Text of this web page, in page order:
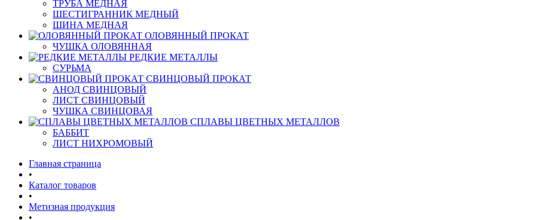
ТРУБА МЕДНАЯ
ШЕСТИГРАННИК МЕДНЫЙ
ШИНА МЕДНАЯ
ОЛОВЯННЫЙ ПРОКАТ
ЧУШКА ОЛОВЯННАЯ
РЕДКИЕ МЕТАЛЛЫ
СУРЬМА
СВИНЦОВЫЙ ПРОКАТ
АНОД СВИНЦОВЫЙ
ЛИСТ СВИНЦОВЫЙ
ЧУШКА СВИНЦОВАЯ
СПЛАВЫ ЦВЕТНЫХ МЕТАЛЛОВ
БАББИТ
ЛИСТ НИХРОМОВЫЙ
Главная страница
•
Каталог товаров
•
Метизная продукция
•